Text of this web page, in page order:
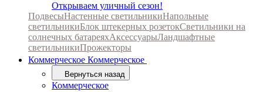
Открываем уличный сезон!
ПодвесыНастенные светильникиНапольные
светильникиБлок штекерных розетокСветильники на
солнечных батареяхАксессуарыЛандшафтные
светильникиПрожекторы
Коммерческое Коммерческое
Вернуться назад
Коммерческое